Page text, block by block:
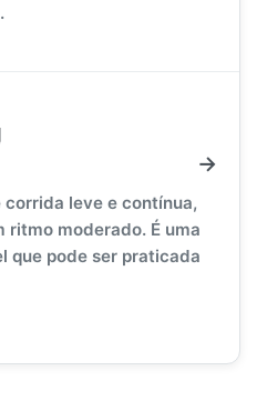
→
leve e contínua,
moderado. É uma
que pode ser praticada